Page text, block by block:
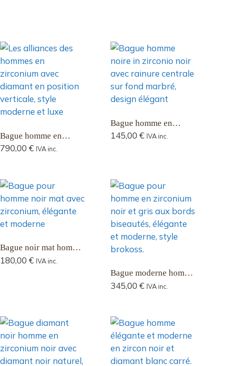
Bague homme en
diamant blanc avec
Grown Alisios
790,00 € IVA inc.
Bague homme en
zirconium noir avec
145,00 € IVA inc.
Bague noir mat homme
avec zirconium texturé
180,00 € IVA inc.
Bague moderne homme
en zirconium noir et
345,00 € IVA inc.